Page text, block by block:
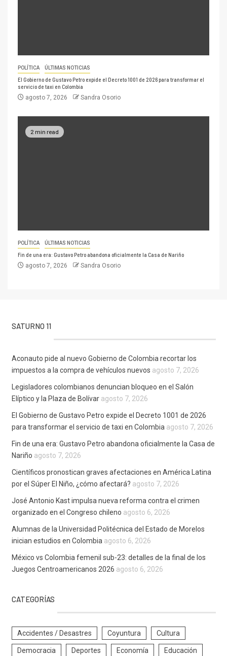
POLÍTICA ÚLTIMAS NOTICIAS
El Gobierno de Gustavo Petro expide el Decreto 1001 de 2026 para transformar el
servicio de taxi en Colombia
agosto 7, 2026 Sandra Osorio
2 min read
POLÍTICA ÚLTIMAS NOTICIAS
Fin de una era: Gustavo Petro abandona oficialmente la Casa de Nariño
agosto 7, 2026 Sandra Osorio
SATURNO 11
Aconauto pide al nuevo Gobierno de Colombia recortar los
impuestos a la compra de vehículos nuevos agosto 7, 2026
Legisladores colombianos denuncian bloqueo en el Salón
Elíptico y la Plaza de Bolívar agosto 7, 2026
El Gobierno de Gustavo Petro expide el Decreto 1001 de 2026
para transformar el servicio de taxi en Colombia agosto 7, 2026
Fin de una era: Gustavo Petro abandona oficialmente la Casa de
Nariño agosto 7, 2026
Científicos pronostican graves afectaciones en América Latina
por el Súper El Niño, ¿cómo afectará? agosto 7, 2026
José Antonio Kast impulsa nueva reforma contra el crimen
organizado en el Congreso chileno agosto 6, 2026
Alumnas de la Universidad Politécnica del Estado de Morelos
inician estudios en Colombia agosto 6, 2026
México vs Colombia femenil sub-23: detalles de la final de los
Juegos Centroamericanos 2026 agosto 6, 2026
CATEGORÍAS
Accidentes / Desastres Coyuntura Cultura
Democracia Deportes Economía Educación